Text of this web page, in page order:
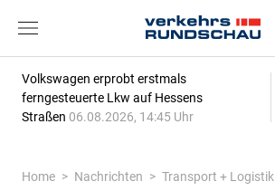
Volkswagen erprobt erstmals
ferngesteuerte Lkw auf Hessens
Straßen 06.08.2026, 14:45 Uhr
Home Nachrichten Transport + Logistik